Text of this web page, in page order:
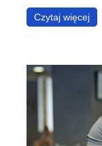
snu, wzrost
koncentracji,
to jednak założenie
adaptogeny
specyficznego
dostępnych
Czytaj więcej